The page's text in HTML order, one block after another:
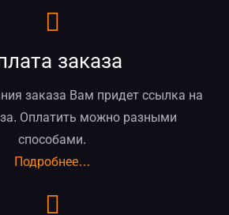
заказа
заказа Вам придет ссылка на
Оплатить можно разными
способами.
Подробнее…